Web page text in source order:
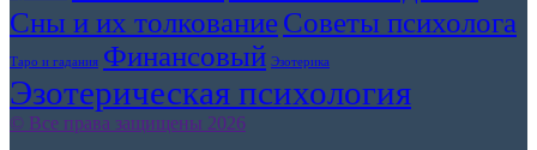
Сны и их толкованиеСоветы психолога
Таро и гадания Финансовый Эзотерика
Эзотерическая психология
© Все права защищены 2026